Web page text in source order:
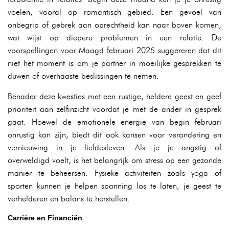
voelen, vooral op romantisch gebied. Een gevoel van
onbegrip of gebrek aan oprechtheid kan naar boven komen,
wat wijst op diepere problemen in een relatie. De
voorspellingen voor Maagd februari 2025 suggereren dat dit
niet het moment is om je partner in moeilijke gesprekken te
duwen of overhaaste beslissingen te nemen.
Benader deze kwesties met een rustige, heldere geest en geef
prioriteit aan zelfinzicht voordat je met de ander in gesprek
gaat. Hoewel de emotionele energie van begin februari
onrustig kan zijn, biedt dit ook kansen voor verandering en
vernieuwing in je liefdesleven. Als je je angstig of
overweldigd voelt, is het belangrijk om stress op een gezonde
manier te beheersen. Fysieke activiteiten zoals yoga of
sporten kunnen je helpen spanning los te laten, je geest te
verhelderen en balans te herstellen.
Carrière en Financiën